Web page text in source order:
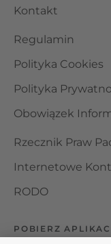
Kontakt
Regulamin
Polityka Cookies
Polityka
Obowiązek
Rzecznik Praw
Internetowe
RODO
POBIERZ